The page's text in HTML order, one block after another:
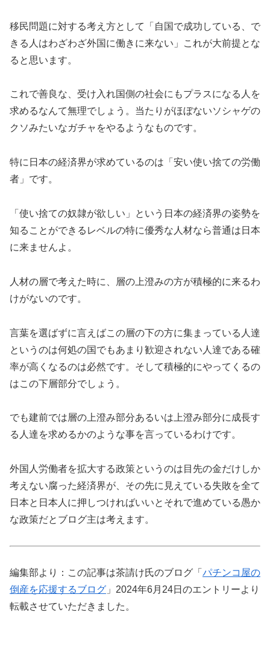
移民問題に対する考え方として「自国で成功している、で
きる人はわざわざ外国に働きに来ない」これが大前提とな
ると思います。
これで善良な、受け入れ国側の社会にもプラスになる人を
求めるなんて無理でしょう。当たりがほぼないソシャゲの
クソみたいなガチャをやるようなものです。
特に日本の経済界が求めているのは「安い使い捨ての労働
者」です。
「使い捨ての奴隷が欲しい」という日本の経済界の姿勢を
知ることができるレベルの特に優秀な人材なら普通は日本
に来ませんよ。
人材の層で考えた時に、層の上澄みの方が積極的に来るわ
けがないのです。
言葉を選ばずに言えばこの層の下の方に集まっている人達
というのは何処の国でもあまり歓迎されない人達である確
率が高くなるのは必然です。そして積極的にやってくるの
はこの下層部分でしょう。
でも建前では層の上澄み部分あるいは上澄み部分に成長す
る人達を求めるかのような事を言っているわけです。
外国人労働者を拡大する政策というのは目先の金だけしか
考えない腐った経済界が、その先に見えている失敗を全て
日本と日本人に押しつければいいとそれで進めている愚か
な政策だとブログ主は考えます。
編集部より：この記事は茶請け氏のブログ「 パチンコ屋の
倒産を応援するブログ 」2024年6月24日のエントリーより
転載させていただきました。